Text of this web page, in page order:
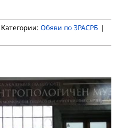
Категории: Обяви по ЗРАСРБ |